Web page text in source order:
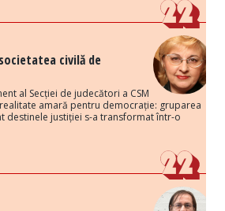
civilă de
al Secției de judecători a CSM
amară pentru democrație: gruparea
destinele justiției s-a transformat într-o